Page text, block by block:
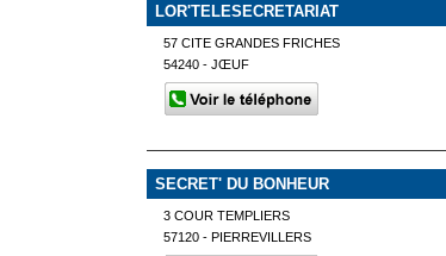
LOR'TELESECRETARIAT
57 CITE GRANDES FRICHES
54240 - JŒUF
SECRET' DU BONHEUR
3 COUR TEMPLIERS
57120 - PIERREVILLERS